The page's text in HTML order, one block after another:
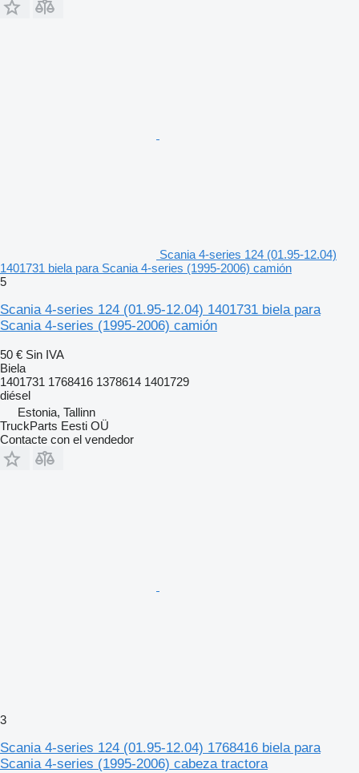
Scania 4-series 124 (01.95-12.04)
1401731 biela para Scania 4-series (1995-2006) camión
5
Scania 4-series 124 (01.95-12.04) 1401731 biela para
Scania 4-series (1995-2006) camión
50 € Sin IVA
Biela
1401731 1768416 1378614 1401729
diésel
Estonia, Tallinn
TruckParts Eesti OÜ
Contacte con el vendedor
3
Scania 4-series 124 (01.95-12.04) 1768416 biela para
Scania 4-series (1995-2006) cabeza tractora